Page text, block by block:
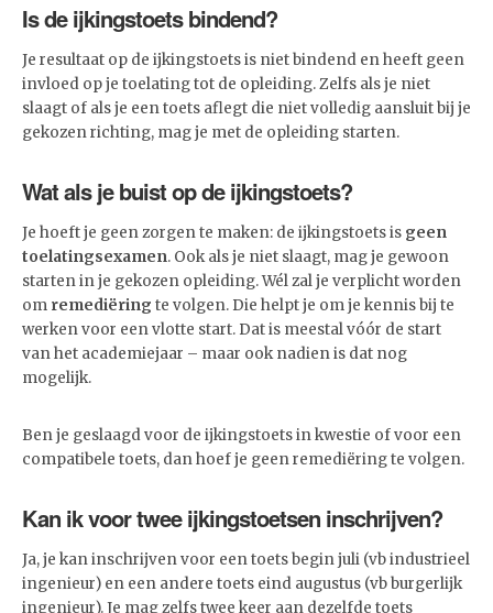
Is de ijkingstoets bindend?
Je resultaat op de ijkingstoets is niet bindend en heeft geen
invloed op je toelating tot de opleiding. Zelfs als je niet
slaagt of als je een toets aflegt die niet volledig aansluit bij je
gekozen richting, mag je met de opleiding starten.
Wat als je buist op de ijkingstoets?
Je hoeft je geen zorgen te maken: de ijkingstoets is geen
toelatingsexamen. Ook als je niet slaagt, mag je gewoon
starten in je gekozen opleiding. Wél zal je verplicht worden
om remediëring te volgen. Die helpt je om je kennis bij te
werken voor een vlotte start. Dat is meestal vóór de start
van het academiejaar – maar ook nadien is dat nog
mogelijk.
Ben je geslaagd voor de ijkingstoets in kwestie of voor een
compatibele toets, dan hoef je geen remediëring te volgen.
Kan ik voor twee ijkingstoetsen inschrijven?
Ja, je kan inschrijven voor een toets begin juli (vb industrieel
ingenieur) en een andere toets eind augustus (vb burgerlijk
ingenieur). Je mag zelfs twee keer aan dezelfde toets